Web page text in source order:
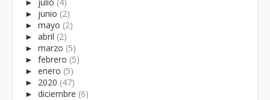
► junio (2)
► mayo (2)
► abril (2)
► marzo (5)
► febrero (5)
► enero (5)
► 2020 (47)
► diciembre (6)